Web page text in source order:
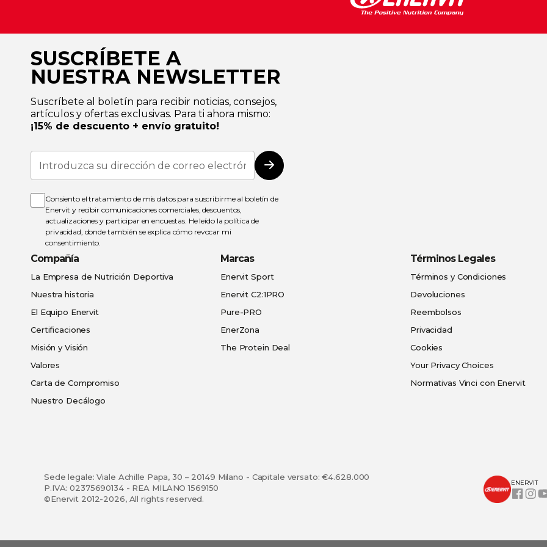
SUSCRÍBETE A
NUESTRA NEWSLETTER
Suscríbete al boletín para recibir noticias, consejos,
artículos y ofertas exclusivas. Para ti ahora mismo:
¡15% de descuento + envío gratuito!
Inscríbase
nuestro
de
noticias:
Suscribirse
Consiento el tratamiento de mis datos para suscribirme al boletín de
Enervit y recibir comunicaciones comerciales, descuentos,
actualizaciones y participar en encuestas. He leído la política de
privacidad, donde también se explica cómo revocar mi
consentimiento.
Compañía
La Empresa de Nutrición Deportiva
Nuestra historia
El Equipo Enervit
Certificaciones
Misión y Visión
Valores
Carta de Compromiso
Nuestro Decálogo
Marcas
Enervit Sport
Enervit C2:1PRO
Pure-PRO
EnerZona
The Protein Deal
Términos Legales
Términos y Condiciones
Devoluciones
Reembolsos
Privacidad
Cookies
Your Privacy Choices
Normativas Vinci con Enervit
Sede legale: Viale Achille Papa, 30 – 20149 Milano - Capitale versato: €4.628.000
P.IVA: 02375690134 - REA MILANO 1569150
©Enervit 2012-2026, All rights reserved.
ENERVIT